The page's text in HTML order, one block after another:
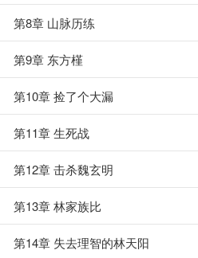
第8章 山脉历练
第9章 东方槿
第10章 捡了个大漏
第11章 生死战
第12章 击杀魏玄明
第13章 林家族比
第14章 失去理智的林天阳